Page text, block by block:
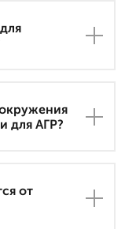
для АГР?
от